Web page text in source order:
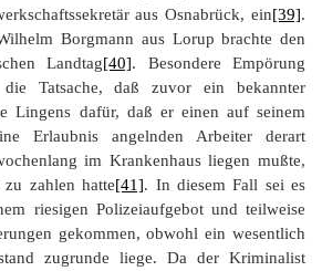
aus Osnabrück, ein[39].
Borgmann aus Lorup brachte den
Landtag[40]. Besondere Empörung
Tatsache, daß zuvor ein bekannter
Lingens dafür, daß er einen auf seinem
Erlaubnis angelnden Arbeiter derart
im Krankenhaus liegen mußte,
zahlen hatte[41]. In diesem Fall sei es
riesigen Polizeiaufgebot und teilweise
gekommen, obwohl ein wesentlich
zugrunde liege. Da der Kriminalist